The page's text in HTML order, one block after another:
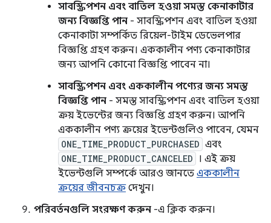
সাবস্ক্রিপশন এবং বাতিল হওয়া সমস্ত কেনাকাটার
জন্য বিজ্ঞপ্তি পান - সাবস্ক্রিপশন এবং বাতিল হওয়া
কেনাকাটা সম্পর্কিত রিয়েল-টাইম ডেভেলপার
বিজ্ঞপ্তি গ্রহণ করুন। এককালীন পণ্য কেনাকাটার
জন্য আপনি কোনো বিজ্ঞপ্তি পাবেন না।
সাবস্ক্রিপশন এবং এককালীন পণ্যের জন্য সমস্ত
বিজ্ঞপ্তি পান - সমস্ত সাবস্ক্রিপশন এবং বাতিল হওয়া
ক্রয় ইভেন্টের জন্য বিজ্ঞপ্তি গ্রহণ করুন। আপনি
এককালীন পণ্য ক্রয়ের ইভেন্টগুলিও পাবেন, যেমন
ONE_TIME_PRODUCT_PURCHASED এবং
ONE_TIME_PRODUCT_CANCELED
। এই ক্রয়
ইভেন্টগুলি সম্পর্কে আরও জানতে এককালীন
ক্রয়ের জীবনচক্রদেখুন।
পরিবর্তনগুলি সংরক্ষণ করুন -এ ক্লিক করুন।